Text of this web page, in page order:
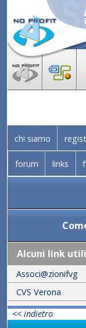
chi siamo
forum links
Alcuni link utili
Associ@zionifvg
CVS Verona
<< indietro